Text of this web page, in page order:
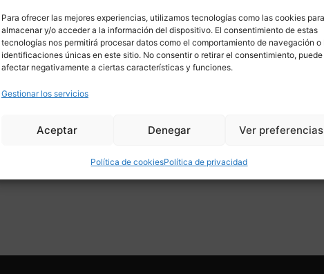
Para ofrecer las mejores experiencias, utilizamos tecnologías como las cookies para
almacenar y/o acceder a la información del dispositivo. El consentimiento de estas
tecnologías nos permitirá procesar datos como el comportamiento de navegación o
identificaciones únicas en este sitio. No consentir o retirar el consentimiento, puede
afectar negativamente a ciertas características y funciones.
Gestionar los servicios
Aceptar Denegar Ver preferencias
Política de cookiesPolítica de privacidad